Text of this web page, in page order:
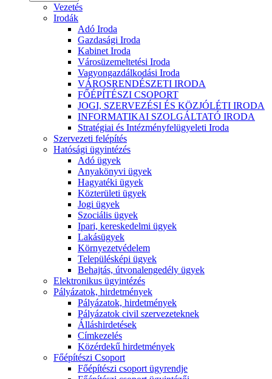
Vezetés
Irodák
Adó Iroda
Gazdasági Iroda
Kabinet Iroda
Városüzemeltetési Iroda
Vagyongazdálkodási Iroda
VÁROSRENDÉSZETI IRODA
FŐÉPÍTÉSZI CSOPORT
JOGI, SZERVEZÉSI ÉS KÖZJÓLÉTI IRODA
INFORMATIKAI SZOLGÁLTATÓ IRODA
Stratégiai és Intézményfelügyeleti Iroda
Szervezeti felépítés
Hatósági ügyintézés
Adó ügyek
Anyakönyvi ügyek
Hagyatéki ügyek
Közterületi ügyek
Jogi ügyek
Szociális ügyek
Ipari, kereskedelmi ügyek
Lakásügyek
Környezetvédelem
Településképi ügyek
Behajtás, útvonalengedély ügyek
Elektronikus ügyintézés
Pályázatok, hirdetmények
Pályázatok, hirdetmények
Pályázatok civil szervezeteknek
Álláshirdetések
Címkezelés
Közérdekű hirdetmények
Főépítészi Csoport
Főépítészi csoport ügyrendje